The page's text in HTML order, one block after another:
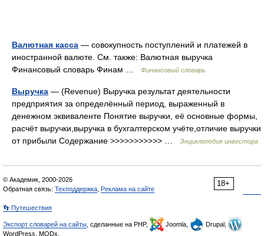
Валютная касса — совокупность поступлений и платежей в
иностранной валюте. См. также: Валютная выручка
Финансовый словарь Финам …
Финансовый словарь
Выручка — (Revenue) Выручка результат деятельности
предприятия за определённый период, выраженный в
денежном эквиваленте Понятие выручки, её основные формы,
расчёт выручки,выручка в бухгалтерском учёте,отличие выручки
от прибыли Содержание >>>>>>>>>>> …
Энциклопедия инвестора
18+
© Академик, 2000-2026
Обратная связь: Техподдержка Реклама на сайте
👣 Путешествия
Экспорт словарей на сайты , сделанные на PHP, Joomla,
Drupal,
WordPress, MODx.